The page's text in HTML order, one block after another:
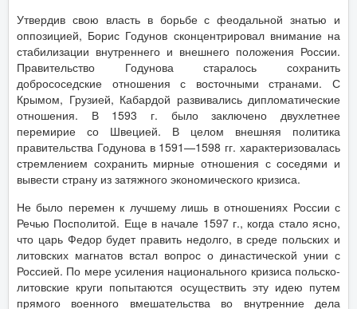
Утвердив свою власть в борьбе с феодальной знатью и
оппозицией, Борис Годунов сконцентрировал внимание на
стабилизации внутреннего и внешнего положения России.
Правительство Годунова старалось сохранить
добрососедские отношения с восточными странами. С
Крымом, Грузией, Кабардой развивались дипломатические
отношения. В 1593 г. было заключено двухлетнее
перемирие со Швецией. В целом внешняя политика
правительства Годунова в 1591—1598 гг. характеризовалась
стремлением сохранить мирные отношения с соседями и
вывести страну из затяжного экономического кризиса.
Не было перемен к лучшему лишь в отношениях России с
Речью Посполитой. Еще в начале 1597 г., когда стало ясно,
что царь Федор будет править недолго, в среде польских и
литовских магнатов встал вопрос о династической унии с
Россией. По мере усиления национального кризиса польско-
литовские круги попытаются осуществить эту идею путем
прямого военного вмешательства во внутренние дела